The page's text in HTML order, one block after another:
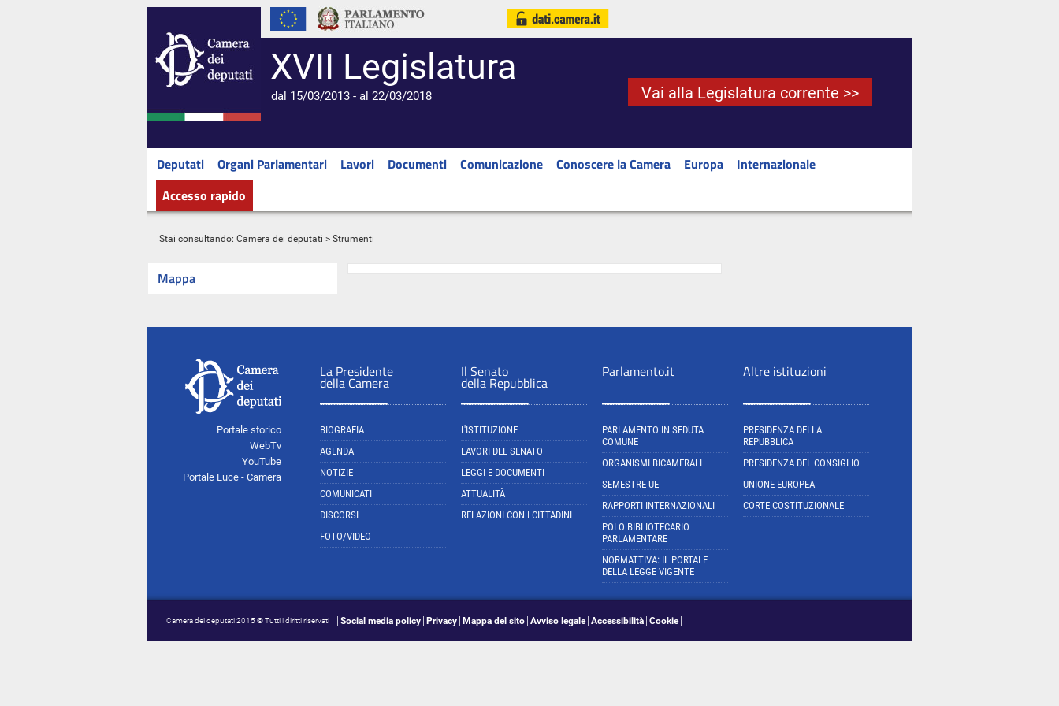
XVII Legislatura
dal 15/03/2013 - al 22/03/2018 Vai alla Legislatura corrente >>
Deputati Organi Parlamentari Lavori Documenti Comunicazione Conoscere la Camera Europa
Internazionale
Accesso rapido
Stai consultando: Camera dei deputati > Strumenti
Mappa
Portale storico
WebTv
YouTube
Portale Luce - Camera
La Presidente
della Camera
BIOGRAFIA
AGENDA
NOTIZIE
COMUNICATI
DISCORSI
FOTO/VIDEO
Il Senato
della Repubblica
L'ISTITUZIONE
LAVORI DEL SENATO
LEGGI E DOCUMENTI
ATTUALITÀ
RELAZIONI CON I CITTADINI
Parlamento.it
PARLAMENTO IN SEDUTA
COMUNE
ORGANISMI BICAMERALI
SEMESTRE UE
RAPPORTI INTERNAZIONALI
POLO BIBLIOTECARIO
PARLAMENTARE
NORMATTIVA: IL PORTALE
DELLA LEGGE VIGENTE
Altre istituzioni
PRESIDENZA DELLA
REPUBBLICA
PRESIDENZA DEL CONSIGLIO
UNIONE EUROPEA
CORTE COSTITUZIONALE
Camera dei deputati 2015 © Tutti i diritti riservati Social media policy Privacy Mappa del sito Avviso legale Accessibilità Cookie